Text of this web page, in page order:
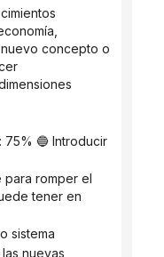
concepto o
tener en
sistema